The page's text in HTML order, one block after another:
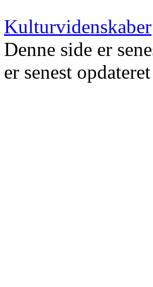
Kulturvidenskaber
Denne side er
er senest